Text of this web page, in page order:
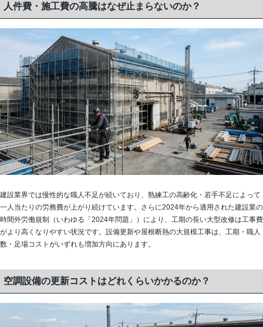
人件費・施工費の高騰はなぜ止まらないのか？
建設業界では慢性的な職人不足が続いており、熟練工の高齢化・若手不足によって
一人当たりの労務費が上がり続けています。さらに2024年から適用された建設業の
時間外労働規制（いわゆる「2024年問題」）により、工期の長い大型改修は工事費
がより高くなりやすい状況です。設備更新や屋根断熱の大規模工事は、工期・職人
数・足場コストがいずれも増加方向にあります。
空調設備の更新コストはどれくらいかかるのか？